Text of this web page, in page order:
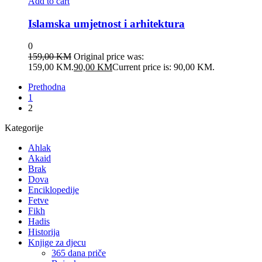
Islamska umjetnost i arhitektura
0
159,00KM Original price was:
159,00 KM.90,00 KMCurrent price is: 90,00 KM.
Prethodna
1
2
Kategorije
Ahlak
Akaid
Brak
Dova
Enciklopedije
Fetve
Fikh
Hadis
Historija
Knjige za djecu
365 dana priče